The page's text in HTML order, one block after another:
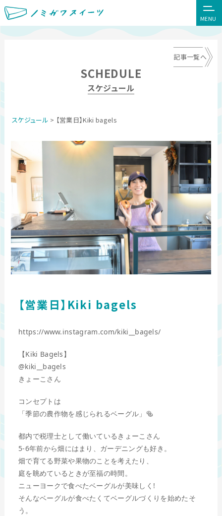
MENU
SCHEDULE
スケジュール
記事一覧へ
スケジュール > 【営業日】Kiki bagels
【営業日】Kiki bagels
https://www.instagram.com/kiki__bagels/
【Kiki Bagels】
@kiki__bagels
きょーこさん
コンセプトは
「季節の農作物を感じられるベーグル」🥯
都内で税理士として働いているきょーこさん
5-6年前から畑にはまり、ガーデニングも好き。
畑で育てる野菜や果物のことを考えたり、
庭を眺めているときが至福の時間。
ニューヨークで食べたベーグルが美味しく!
そんなベーグルが食べたくてベーグルづくりを始めたそ
う。